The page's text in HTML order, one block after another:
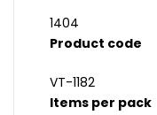
1404
Product code
VT-1182
Items per pack